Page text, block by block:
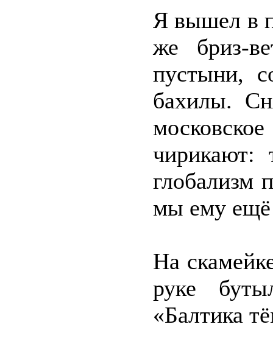
Я вышел в
же бриз-
пустыни,
бахилы.
чирикают:
глобализм
мы ему ещё
На
руке
«Балтика